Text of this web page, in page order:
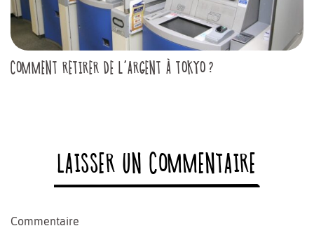
COMMENT RETIRER DE L’ARGENT À TOKYO ?
LAISSER UN COMMENTAIRE
Commentaire